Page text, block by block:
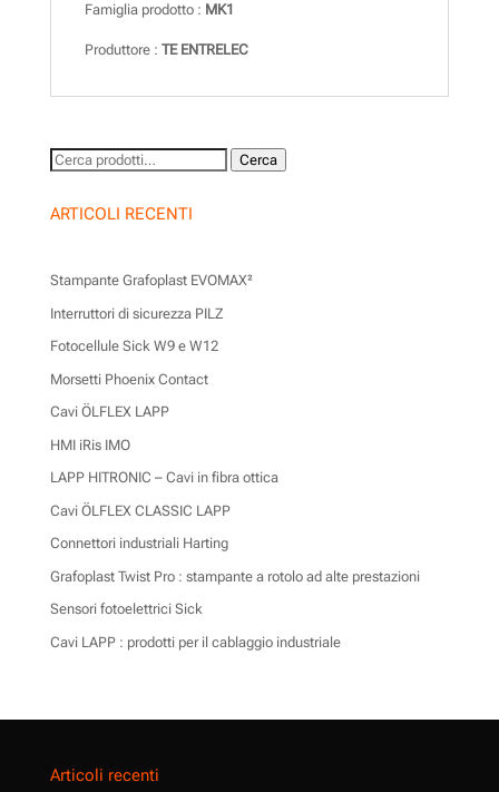
Famiglia prodotto : MK1
Produttore : TE ENTRELEC
Cerca: Cerca
ARTICOLI RECENTI
Stampante Grafoplast EVOMAX²
Interruttori di sicurezza PILZ
Fotocellule Sick W9 e W12
Morsetti Phoenix Contact
Cavi ÖLFLEX LAPP
HMI iRis IMO
LAPP HITRONIC – Cavi in fibra ottica
Cavi ÖLFLEX CLASSIC LAPP
Connettori industriali Harting
Grafoplast Twist Pro : stampante a rotolo ad alte prestazioni
Sensori fotoelettrici Sick
Cavi LAPP : prodotti per il cablaggio industriale
Articoli recenti